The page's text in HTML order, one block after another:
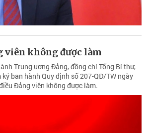
viên không được làm
Trung ương Đảng, đồng chí Tổng Bí thư,
ban hành Quy định số 207-QĐ/TW ngày
Đảng viên không được làm.